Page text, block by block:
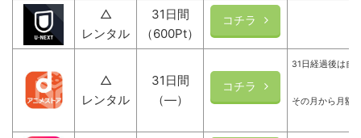
△
レンタル
31日間
（600Pt）
コチラ
△
レンタル
31日間
（―）
コチラ
31日経過後は自
その月から月額